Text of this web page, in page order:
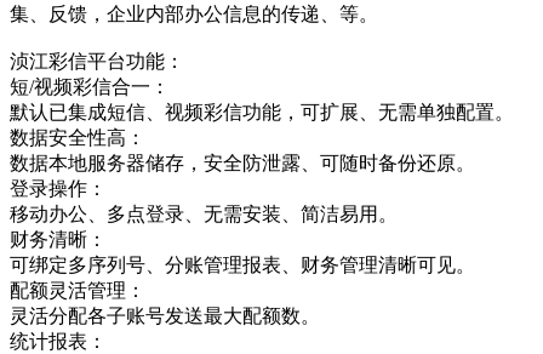
集、反馈，企业内部办公信息的传递、等。
浈江彩信平台功能：
短/视频彩信合一：
默认已集成短信、视频彩信功能，可扩展、无需单独配置。
数据安全性高：
数据本地服务器储存，安全防泄露、可随时备份还原。
登录操作：
移动办公、多点登录、无需安装、简洁易用。
财务清晰：
可绑定多序列号、分账管理报表、财务管理清晰可见。
配额灵活管理：
灵活分配各子账号发送最大配额数。
统计报表：